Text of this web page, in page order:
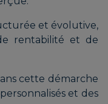
et évolutive,
rentabilité et de
cette démarche
et des